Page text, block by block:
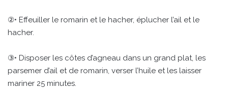
②• Effeuiller le romarin et le hacher, éplucher l’ail et le
hacher.
③• Disposer les côtes d’agneau dans un grand plat, les
parsemer d’ail et de romarin, verser l’huile et les laisser
mariner 25 minutes.